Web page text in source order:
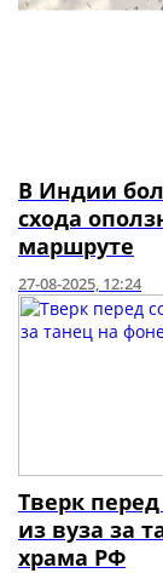
В Индии
схода
маршруте
27-08-2025, 12:24
Тверк
из вуза за
храма РФ